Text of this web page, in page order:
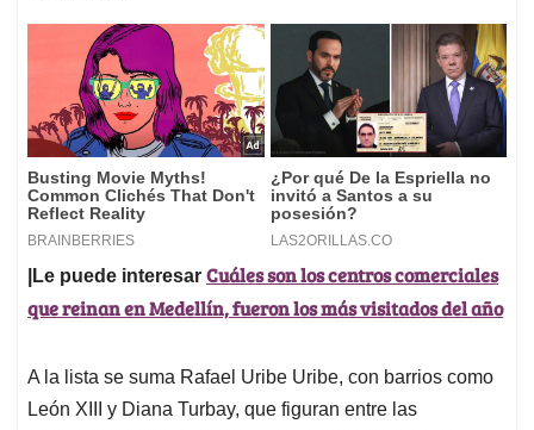
|Le puede interesar Cuáles son los centros comerciales
que reinan en Medellín, fueron los más visitados del año
A la lista se suma Rafael Uribe Uribe, con barrios como
León XIII y Diana Turbay, que figuran entre las